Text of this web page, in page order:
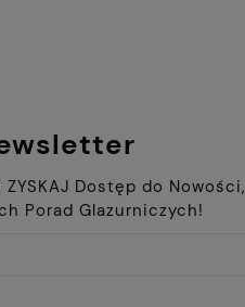
Dostęp do
Porad Glazurniczych!